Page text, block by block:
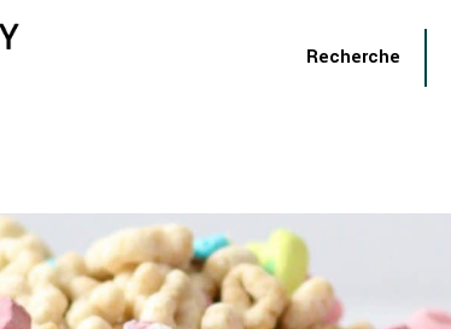
Recherche